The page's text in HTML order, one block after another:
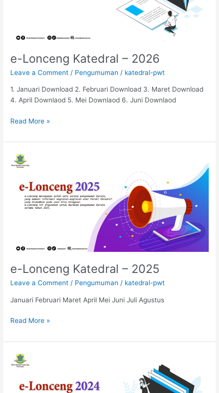
e-Lonceng Katedral – 2026
Leave a Comment / Pengumuman / katedral-pwt
1. Januari Download 2. Februari Download 3. Maret Download
4. April Downlaod 5. Mei Downlaod 6. Juni Downlaod
Read More »
e-Lonceng Katedral – 2025
Leave a Comment / Pengumuman / katedral-pwt
Januari Februari Maret April Mei Juni Juli Agustus
e-
Lonceng
2025
Read More »
e-
Lonceng